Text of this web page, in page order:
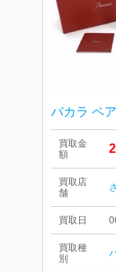
バカラ ペ
買取金
額
買取店
舗
買取日
買取種
別